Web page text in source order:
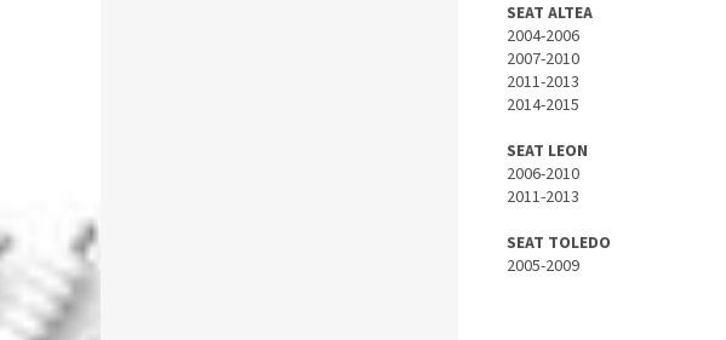
SEAT ALTEA
2004-2006
2007-2010
2011-2013
2014-2015
SEAT LEON
2006-2010
2011-2013
SEAT TOLEDO
2005-2009